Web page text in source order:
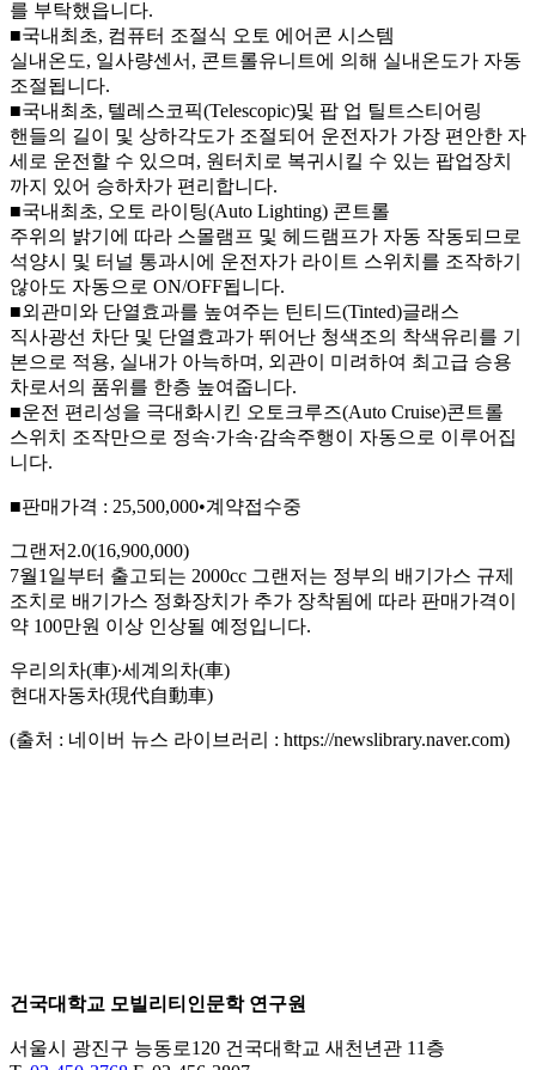
를 부탁했읍니다.
■국내최초, 컴퓨터 조절식 오토 에어콘 시스템
실내온도, 일사량센서, 콘트롤유니트에 의해 실내온도가 자동
조절됩니다.
■국내최초, 텔레스코픽(Telescopic)및 팝 업 틸트스티어링
핸들의 길이 및 상하각도가 조절되어 운전자가 가장 편안한 자
세로 운전할 수 있으며, 원터치로 복귀시킬 수 있는 팝업장치
까지 있어 승하차가 편리합니다.
■국내최초, 오토 라이팅(Auto Lighting) 콘트롤
주위의 밝기에 따라 스몰램프 및 헤드램프가 자동 작동되므로
석양시 및 터널 통과시에 운전자가 라이트 스위치를 조작하기
않아도 자동으로 ON/OFF됩니다.
■외관미와 단열효과를 높여주는 틴티드(Tinted)글래스
직사광선 차단 및 단열효과가 뛰어난 청색조의 착색유리를 기
본으로 적용, 실내가 아늑하며, 외관이 미려하여 최고급 승용
차로서의 품위를 한층 높여줍니다.
■운전 편리성을 극대화시킨 오토크루즈(Auto Cruise)콘트롤
스위치 조작만으로 정속∙가속∙감속주행이 자동으로 이루어집
니다.
■판매가격 : 25,500,000•계약접수중
그랜저2.0(16,900,000)
7월1일부터 출고되는 2000cc 그랜저는 정부의 배기가스 규제
조치로 배기가스 정화장치가 추가 장착됨에 따라 판매가격이
약 100만원 이상 인상될 예정입니다.
우리의차(車)∙세계의차(車)
현대자동차(現代自動車)
(출처 : 네이버 뉴스 라이브러리 : https://newslibrary.naver.com)
건국대학교 모빌리티인문학 연구원
서울시 광진구 능동로120 건국대학교 새천년관 11층